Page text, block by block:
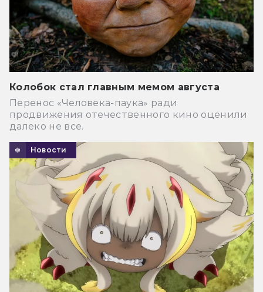
Колобок стал главным мемом августа
Перенос «Человека-паука» ради
продвижения отечественного кино оценили
далеко не все.
Новости